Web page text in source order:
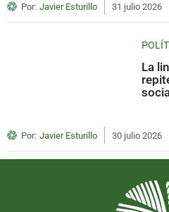
Por: Javier Esturillo 31 julio 2026
La
Por: Javier Esturillo 30 julio 2026